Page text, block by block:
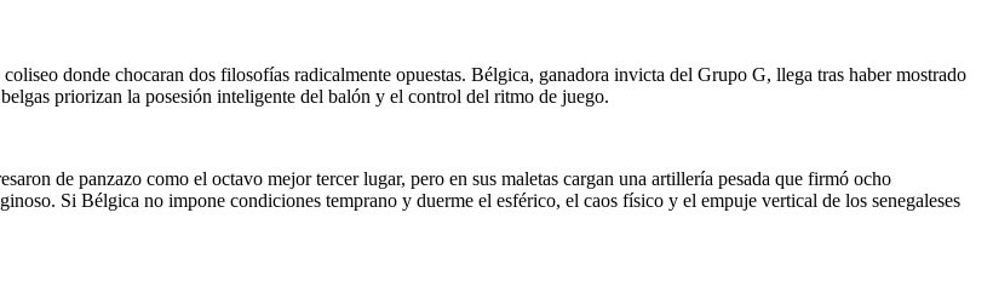
donde chocaran dos filosofías radicalmente opuestas. Bélgica, ganadora invicta del Grupo G, llega tras haber mostrado
priorizan la posesión inteligente del balón y el control del ritmo de juego.
de panzazo como el octavo mejor tercer lugar, pero en sus maletas cargan una artillería pesada que firmó ocho
Si Bélgica no impone condiciones temprano y duerme el esférico, el caos físico y el empuje vertical de los senegaleses